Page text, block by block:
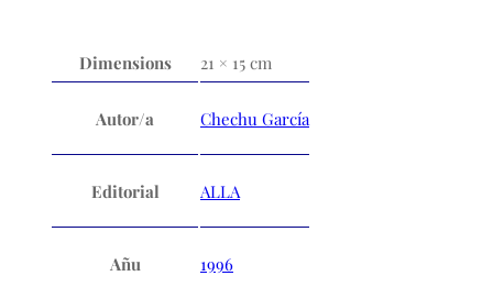
Dimensions 21 × 15 cm
Autor/a Chechu García
Editorial ALLA
Añu 1996